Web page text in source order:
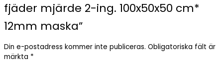
fjäder mjärde 2-ing. 100x50x50 cm*
12mm maska”
Din e-postadress kommer inte publiceras. Obligatoriska fält är
märkta *